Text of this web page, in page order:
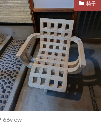
椅子
66view